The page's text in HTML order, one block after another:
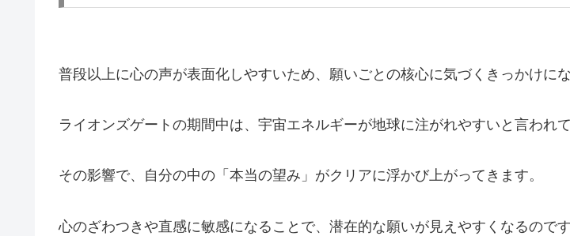
普段以上に心の声が表面化しやすいため、願いごとの核心に気づくきっかけにな
ライオンズゲートの期間中は、宇宙エネルギーが地球に注がれやすいと言われて
その影響で、自分の中の「本当の望み」がクリアに浮かび上がってきます。
心のざわつきや直感に敏感になることで、潜在的な願いが見えやすくなるのです